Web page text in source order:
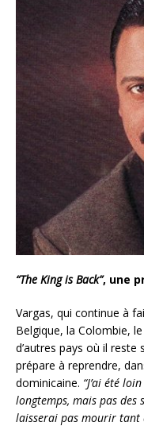
“The King is Back”, une
Vargas, qui continue à
Belgique, la Colombie,
d’autres pays où il
prépare à reprendre,
dominicaine. “J’ai été
longtemps, mais pas des
laisserai pas mourir tant